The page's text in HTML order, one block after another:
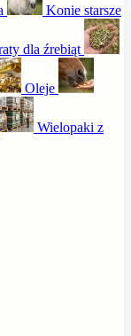
Konie starsze
dla źrebiąt
Oleje
Wielopaki z